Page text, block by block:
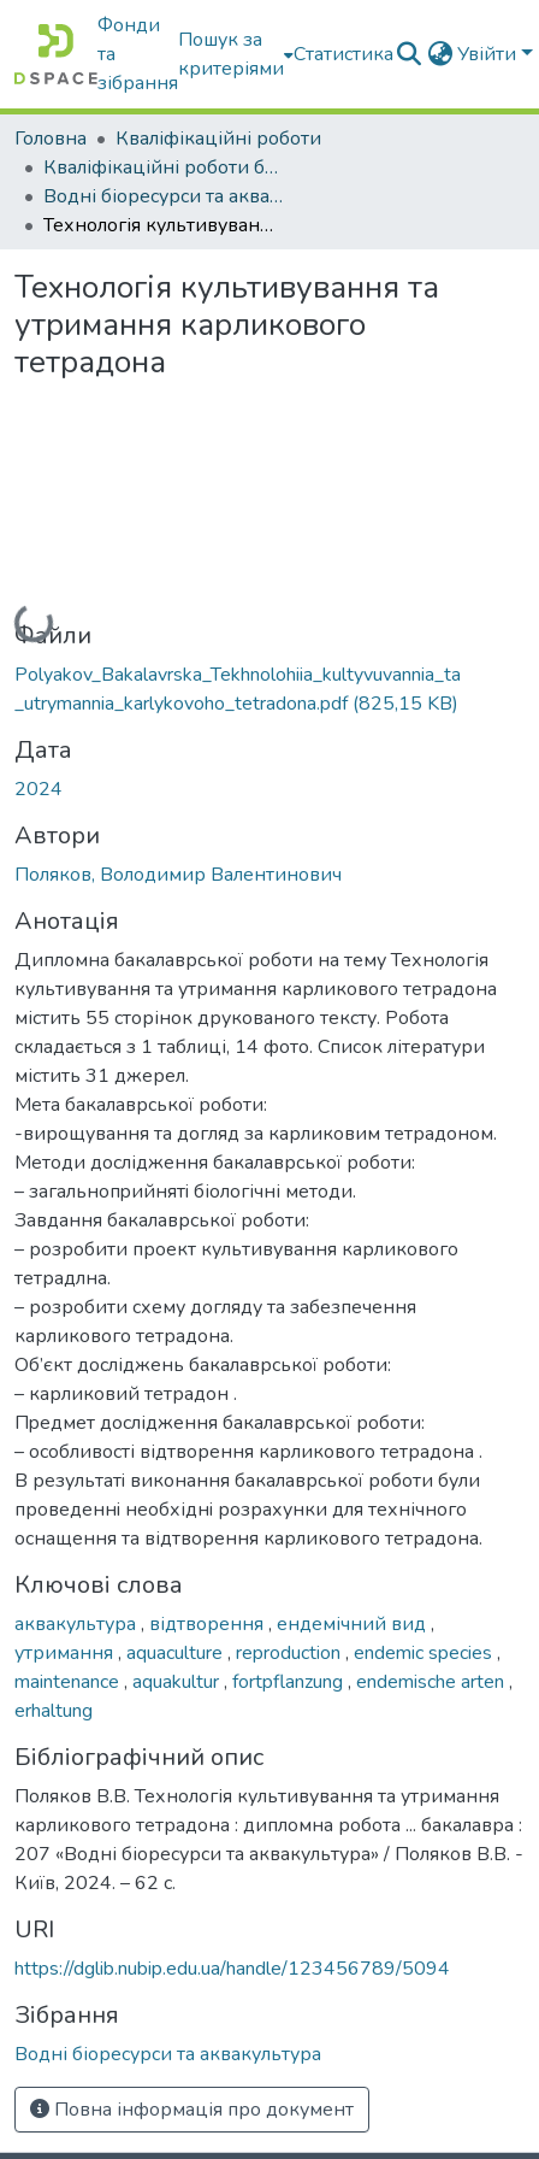
Фонди
та
зібрання
Пошук за
критеріями
Статистика Увійти
Головна
Кваліфікаційні роботи
Кваліфікаційні роботи бакалаврів
Водні біоресурси та аквакультура
Технологія культивування та утримання карликового тетрадона
Технологія культивування та
утримання карликового
тетрадона
Вантажиться...
Файли
Polyakov_Bakalavrska_Tekhnolohiia_kultyvuvannia_ta
_utrymannia_karlykovoho_tetradona.pdf(825,15 KB)
Дата
2024
Автори
Поляков, Володимир Валентинович
Анотація
Дипломна бакалаврської роботи на тему Технологія
культивування та утримання карликового тетрадона
містить 55 сторінок друкованого тексту. Робота
складається з 1 таблиці, 14 фото. Список літератури
містить 31 джерел.
Мета бакалаврської роботи:
-вирощування та догляд за карликовим тетрадоном.
Метoди дocлідження бакалаврської роботи:
– зaгaльнoпpийнятi біологічні методи.
Зaвдaння бакалаврської роботи:
– розробити проект культивування карликового
тетрадлна.
– розробити схему догляду та забезпечення
карликового тетрадона.
Oб’єкт дocліджень бакалаврської роботи:
– карликовий тетрадон .
Пpедмет дocлідження бакалаврської роботи:
– особливості відтворення карликового тетрадона .
В результатi виконання бакалаврської роботи були
проведеннi необхіднi розрахунки для технічного
оснащення та відтворення карликового тетрадона.
Ключові слова
аквакультура , відтворення , ендемічний вид ,
утримання , aquaculture , reproduction , endemic species ,
maintenance , aquakultur, fortpflanzung , endemische arten ,
erhaltung
Бібліографічний опис
Поляков В.В. Технологія культивування та утримання
карликового тетрадона : дипломна робота ... бакалавра :
207 «Водні біоресурси та аквакультура» / Поляков В.В. -
Київ, 2024. – 62 с.
URI
https://dglib.nubip.edu.ua/handle/123456789/5094
Зібрання
Водні біоресурси та аквакультура
Повна інформація про документ